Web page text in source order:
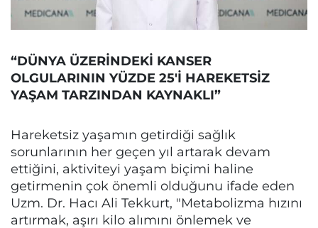
“DÜNYA ÜZERİNDEKİ KANSER
OLGULARININ YÜZDE 25'İ HAREKETSİZ
YAŞAM TARZINDAN KAYNAKLI”
Hareketsiz yaşamın getirdiği sağlık
sorunlarının her geçen yıl artarak devam
ettiğini, aktiviteyi yaşam biçimi haline
getirmenin çok önemli olduğunu ifade eden
Uzm. Dr. Hacı Ali Tekkurt, "Metabolizma hızını
artırmak, aşırı kilo alımını önlemek ve